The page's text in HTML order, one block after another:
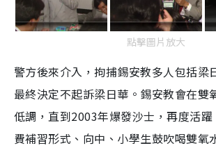
點擊圖片放大
警方後來介入，拘捕錫安教多人包括梁
最終決定不起訴梁日華。錫安教會在雙
低調，直到2003年爆發沙士，再度活
費補習形式、向中、小學生鼓吹喝雙氧